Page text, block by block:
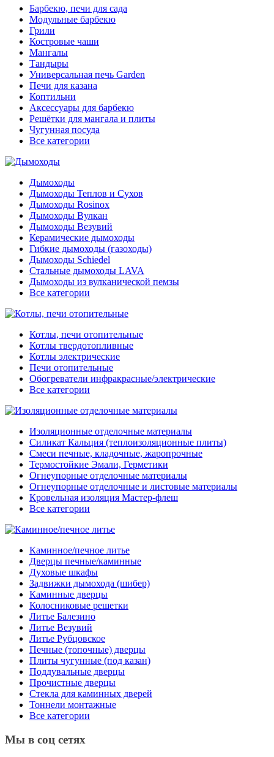
Барбекю, печи для сада
Модульные барбекю
Грили
Костровые чаши
Мангалы
Тандыры
Универсальная печь Garden
Печи для казана
Коптильни
Аксессуары для барбекю
Решётки для мангала и плиты
Чугунная посуда
Все категории
Дымоходы
Дымоходы Теплов и Сухов
Дымоходы Rosinox
Дымоходы Вулкан
Дымоходы Везувий
Керамические дымоходы
Гибкие дымоходы (газоходы)
Дымоходы Schiedel
Стальные дымоходы LAVA
Дымоходы из вулканической пемзы
Все категории
Котлы, печи отопительные
Котлы твердотопливные
Котлы электрические
Печи отопительные
Обогреватели инфракрасные/электрические
Все категории
Изоляционные отделочные материалы
Силикат Кальция (теплоизоляционные плиты)
Смеси печные, кладочные, жаропрочные
Термостойкие Эмали, Герметики
Огнеупорные отделочные материалы
Огнеупорные отделочные и листовые материалы
Кровельная изоляция Мастер-флеш
Все категории
Каминное/печное литье
Дверцы печные/каминные
Духовые шкафы
Задвижки дымохода (шибер)
Каминные дверцы
Колосниковые решетки
Литье Балезино
Литье Везувий
Литье Рубцовское
Печные (топочные) дверцы
Плиты чугунные (под казан)
Поддувальные дверцы
Прочистные дверцы
Стекла для каминных дверей
Тоннели монтажные
Все категории
Мы в соц сетях